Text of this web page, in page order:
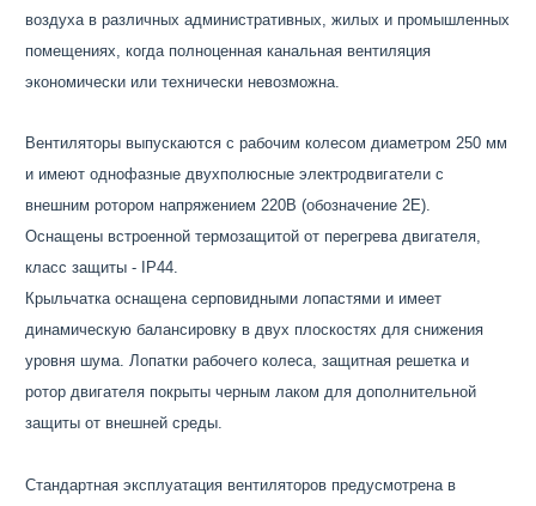
воздуха в различных административных, жилых и промышленных
помещениях, когда полноценная канальная вентиляция
экономически или технически невозможна.
Вентиляторы выпускаются с рабочим колесом диаметром 250 мм
и имеют однофазные двухполюсные электродвигатели с
внешним ротором напряжением 220В (обозначение 2Е).
Оснащены встроенной термозащитой от перегрева двигателя,
класс защиты - IP44.
Крыльчатка оснащена серповидными лопастями и имеет
динамическую балансировку в двух плоскостях для снижения
уровня шума. Лопатки рабочего колеса, защитная решетка и
ротор двигателя покрыты черным лаком для дополнительной
защиты от внешней среды.
Стандартная эксплуатация вентиляторов предусмотрена в